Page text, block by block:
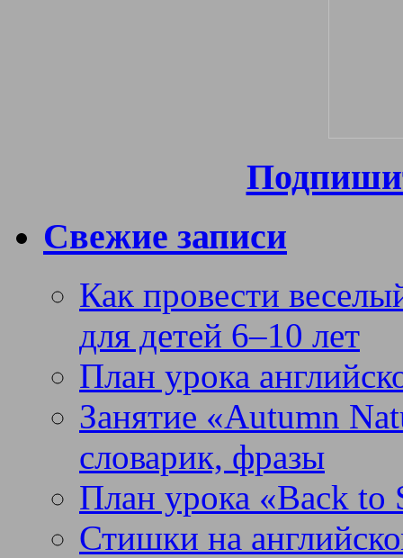
Свежие записи
Как провести
для детей 6–10 лет
План урока
Занятие «Autumn
словарик, фразы
План урока «Back to
Стишки на